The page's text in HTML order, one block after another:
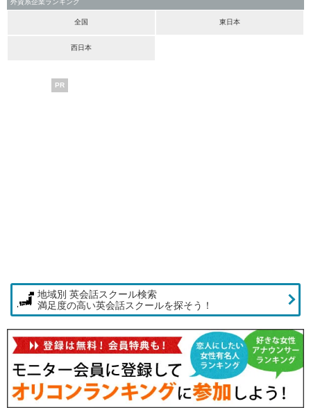
外資系企業ランキング
全国 東日本
西日本
PR
地域別 英会話スクール検索
満足度の高い英会話スクールを探そう！